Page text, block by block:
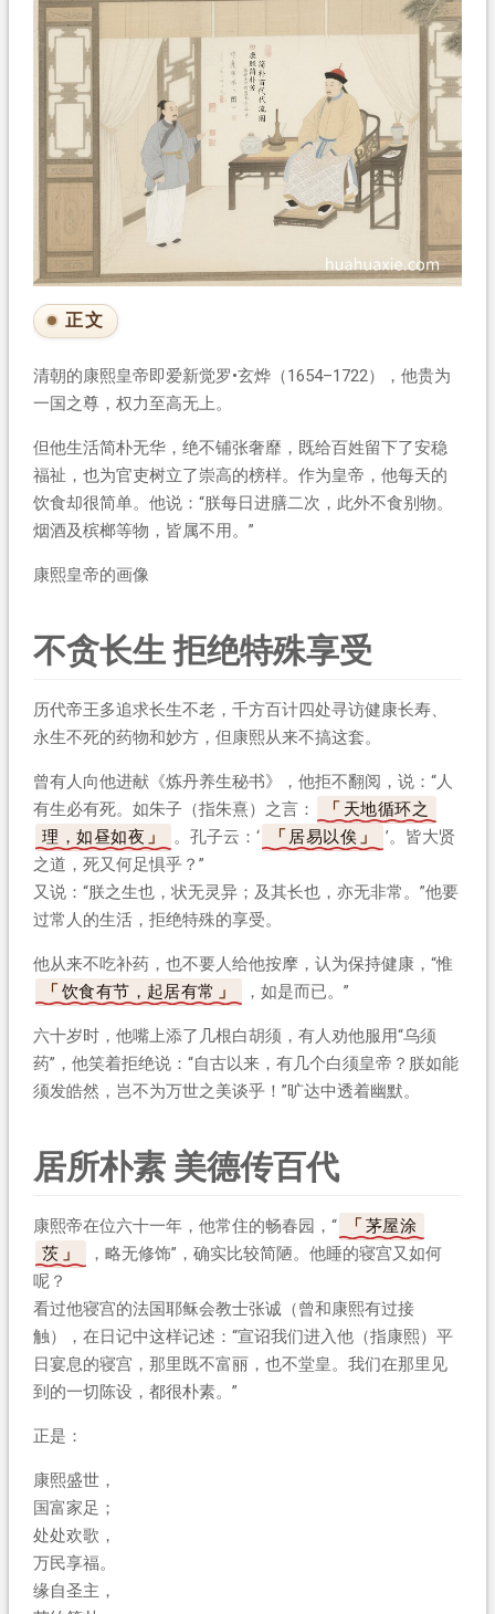
正文
清朝的康熙皇帝即爱新觉罗•玄烨（1654–1722），他贵为
一国之尊，权力至高无上。
但他生活简朴无华，绝不铺张奢靡，既给百姓留下了安稳
福祉，也为官吏树立了崇高的榜样。作为皇帝，他每天的
饮食却很简单。他说：“朕每日进膳二次，此外不食别物。
烟酒及槟榔等物，皆属不用。”
康熙皇帝的画像
不贪长生 拒绝特殊享受
历代帝王多追求长生不老，千方百计四处寻访健康长寿、
永生不死的药物和妙方，但康熙从来不搞这套。
曾有人向他进献《炼丹养生秘书》，他拒不翻阅，说：“人
有生必有死。如朱子（指朱熹）之言：
天地循环之
理，如昼如夜
。孔子云：‘ 居易以俟
’。皆大贤
之道，死又何足惧乎？”
又说：“朕之生也，状无灵异；及其长也，亦无非常。”他要
过常人的生活，拒绝特殊的享受。
他从来不吃补药，也不要人给他按摩，认为保持健康，“惟
饮食有节，起居有常
，如是而已。”
六十岁时，他嘴上添了几根白胡须，有人劝他服用“乌须
药”，他笑着拒绝说：“自古以来，有几个白须皇帝？朕如能
须发皓然，岂不为万世之美谈乎！”旷达中透着幽默。
居所朴素 美德传百代
康熙帝在位六十一年，他常住的畅春园，“
茅屋涂
茨
，略无修饰”，确实比较简陋。他睡的寝宫又如何
呢？
看过他寝宫的法国耶稣会教士张诚（曾和康熙有过接
触），在日记中这样记述：“宣诏我们进入他（指康熙）平
日宴息的寝宫，那里既不富丽，也不堂皇。我们在那里见
到的一切陈设，都很朴素。”
正是：
康熙盛世，
国富家足；
处处欢歌，
万民享福。
缘自圣主，